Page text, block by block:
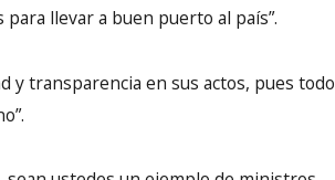
llevar a buen puerto al país”.
y transparencia en sus actos, pues todo